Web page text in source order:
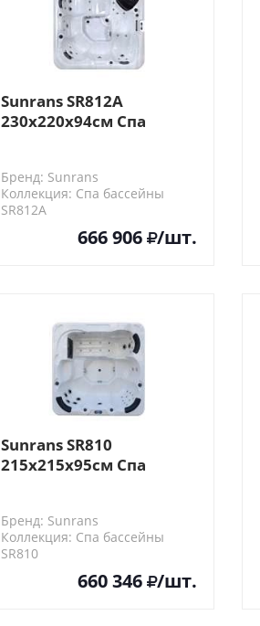
Sunrans SR812A
230x220x94см Cпа
Бренд: Sunrans
Коллекция: Спа бассейны
SR812A
666 906 /шт.
Sunrans SR810
215x215x95см Спа
Бренд: Sunrans
Коллекция: Спа бассейны
SR810
660 346 /шт.